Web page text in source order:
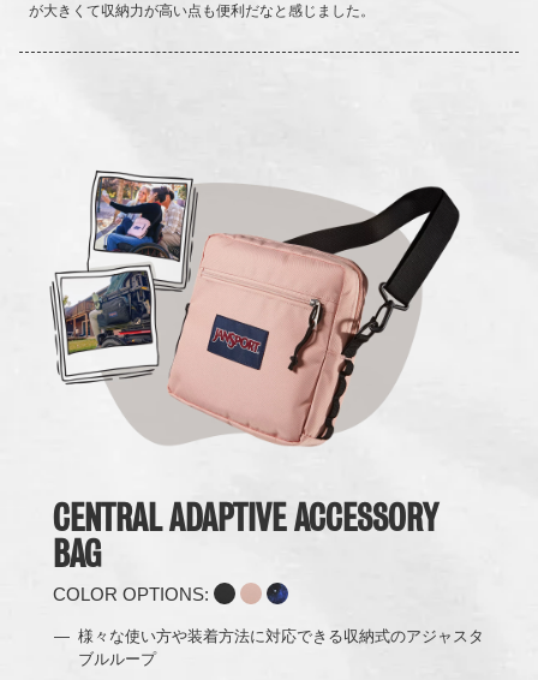
が大きくて収納力が高い点も便利だなと感じました。
CENTRAL ADAPTIVE ACCESSORY
BAG
COLOR OPTIONS:
様々な使い方や装着方法に対応できる収納式のアジャスタ
ブルループ